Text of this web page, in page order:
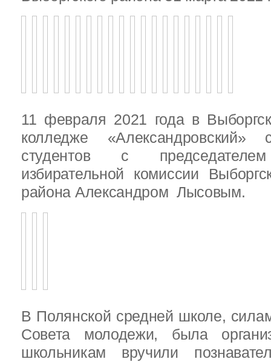
11 февраля 2021 года в
колледже «Александровский»
студентов с председателем
избирательной комиссии
района Александром Лысовым.
В Полянской средней школе,
Совета молодежи, была
школьникам вручили